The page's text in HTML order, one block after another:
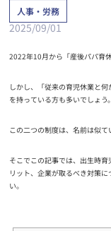
人事・労務
2025/09/01
2022年10月から「産後パパ育
しかし、「従来の育児休業と
を持っている方も多いでしょう。
この二つの制度は、名前は似て
そこでこの記事では、出生時
リット、企業が取るべき対策
い。